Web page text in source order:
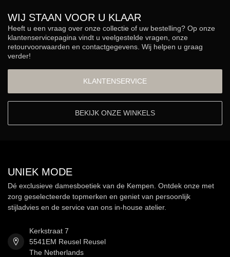
WIJ STAAN VOOR U KLAAR
Heeft u een vraag over onze collectie of uw bestelling? Op onze
klantenservicepagina vindt u veelgestelde vragen, onze
retourvoorwaarden en contactgegevens. Wij helpen u graag
verder!
KLANTENSERVICE
BEKIJK ONZE WINKELS
UNIEK MODE
Dé exclusieve damesboetiek van de Kempen. Ontdek onze met
zorg geselecteerde topmerken en geniet van persoonlijk
stijladvies en de service van ons in-house atelier.
Kerkstraat 7
5541EM Reusel Reusel
The Netherlands